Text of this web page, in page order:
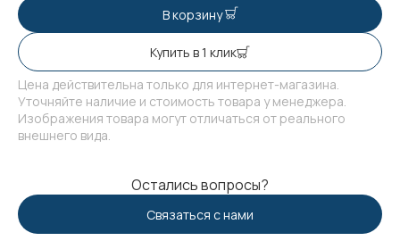
В корзину
Купить в 1 клик
Цена действительна только для интернет-магазина.
Уточняйте наличие и стоимость товара у менеджера.
Изображения товара могут отличаться от реального
внешнего вида.
Остались вопросы?
Связаться с нами